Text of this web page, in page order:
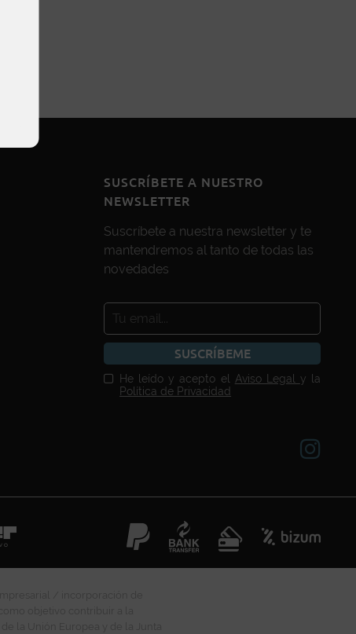
SUSCRÍBETE A NUESTRO
NEWSLETTER
Suscríbete a nuestra newsletter y te
mantendremos al tanto de todas las
novedades
SUSCRÍBEME
He leído y acepto el Aviso Legal y la
Política de Privacidad